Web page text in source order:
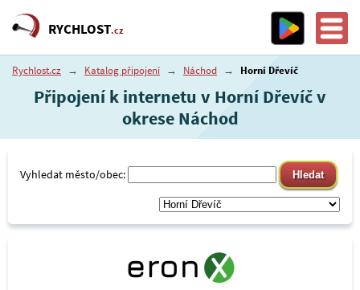
RYCHLOST.cz
Rychlost.cz → Katalog připojení → Náchod → Horní Dřevíč
Připojení k internetu v Horní Dřevíč v
okrese Náchod
Vyhledat město/obec: